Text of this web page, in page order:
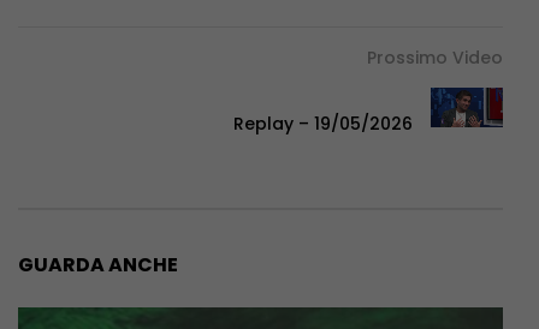
Prossimo Video
Replay – 19/05/2026
GUARDA ANCHE